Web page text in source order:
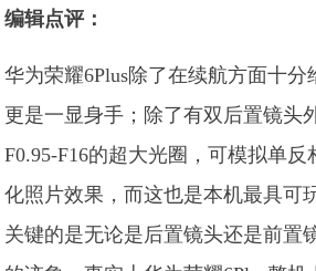
编辑点评：
华为荣耀6Plus除了在续航方面十
更是一显身手；除了有双后置镜头
F0.95-F16的超大光圈，可模拟单
化照片效果，而这也是本机最具可
关键的是无论是后置镜头还是前置